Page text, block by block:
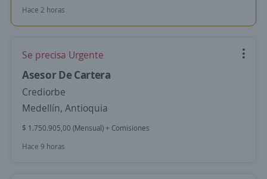
Hace 2 horas
Se precisa Urgente
Asesor De Cartera
Crediorbe
Medellín, Antioquia
$ 1.750.905,00 (Mensual) + Comisiones
Hace 9 horas